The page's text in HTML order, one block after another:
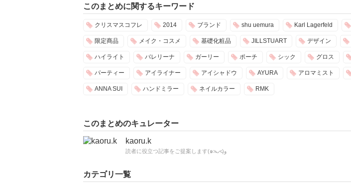
このまとめに関するキーワード
クリスマスコフレ 2014 ブランド shu uemura Karl Lagerfeld
限定商品 メイク・コスメ 基礎化粧品 JILLSTUART デザイン
ハイライト バレリーナ ガーリー ポーチ シック グロス
パーティー アイライナー アイシャドウ AYURA アロマミスト
ANNA SUI ハンドミラー ネイルカラー RMK
このまとめのキュレーター
kaoru.k
読者に役立つ記事をご提案します(๑˃̵ᴗ˂̵)و
カテゴリ一覧